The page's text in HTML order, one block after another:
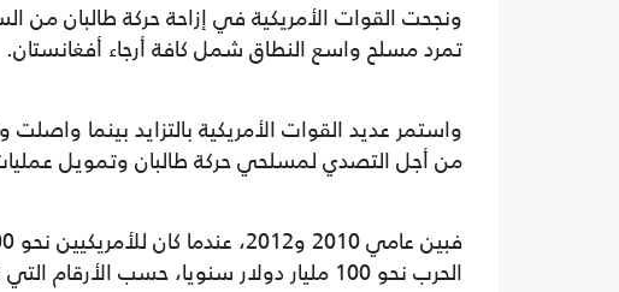
ونجحت القوات الأمريكية في إزاحة حركة طالبان
تمرد مسلح واسع النطاق شمل كافة أرجاء أفغانستان.
واستمر عديد القوات الأمريكية بالتزايد بينما
من أجل التصدي لمسلحي حركة طالبان وتمويل عمليات
الحرب نحو 100 مليار دولار سنويا، حسب الأرقام التي نشرتها الحكومة الأمريكية.